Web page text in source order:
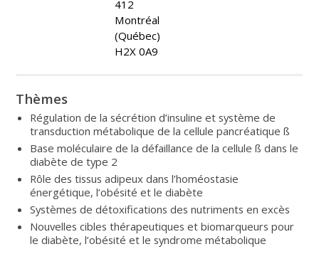
412
Montréal
(Québec)
H2X 0A9
Thèmes
Régulation de la sécrétion d’insuline et système de
transduction métabolique de la cellule pancréatique ß
Base moléculaire de la défaillance de la cellule ß dans le
diabète de type 2
Rôle des tissus adipeux dans l’homéostasie
énergétique, l’obésité et le diabète
Systèmes de détoxifications des nutriments en excès
Nouvelles cibles thérapeutiques et biomarqueurs pour
le diabète, l’obésité et le syndrome métabolique